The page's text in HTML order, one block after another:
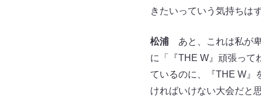
きたいっていう気持ちは
松浦あと、これは私が卑
に「『THE W』頑張って
ているのに、『THE W』
ければいけない大会だと